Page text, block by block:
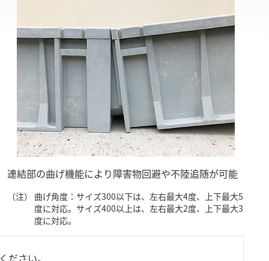
連結部の曲げ機能により障害物回避や不陸追随が可能
（注）
曲げ角度：サイズ300以下は、左右最大4度、上下最大5
度に対応。サイズ400以上は、左右最大2度、上下最大3
度に対応。
さい。